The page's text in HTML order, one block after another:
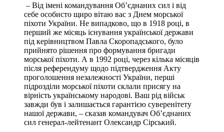
– Від імені командування Об’єднаних сил і від
себе особисто щиро вітаю вас з Днем морської
піхоти України. Не випадково, що в 1918 році, в
перший же місяць існування української держави
під керівництвом Павла Скоропадського, було
прийнято рішення про формування бригади
морської піхоти. А в 1992 році, через кілька місяців
після референдуму щодо підтвердження Акту
проголошення незалежності України, перші
підрозділи морської піхоти склали присягу на
вірність українському народові. Ваш рід військ
завжди був і залишається гарантією суверенітету
нашої держави, – сказав командувач Об’єднаних
сил генерал-лейтенант Олександр Сірський.